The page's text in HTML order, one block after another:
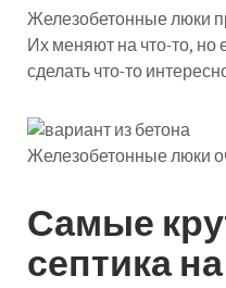
Железобетонные люки
Их меняют на что-то, но
сделать что-то
Железобетонные люки
Самые
септика